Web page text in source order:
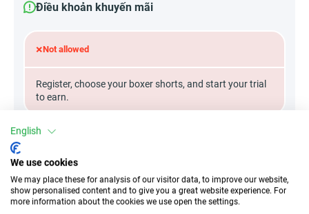
Điều khoản khuyến mãi
×Not allowed
Register, choose your boxer shorts, and start your trial
to earn.
Thuộc tính
Thiết bị
Máy tính để bàn
English
We use cookies
We may place these for analysis of our visitor data, to improve our website,
show personalised content and to give you a great website experience. For
more information about the cookies we use open the settings.